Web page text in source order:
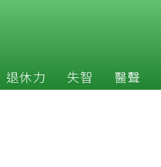
退休力 失智 醫聲